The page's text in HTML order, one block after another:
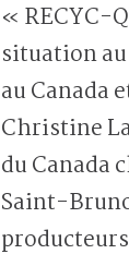
« RECYC-
situation
au Canada
Christine
du Canada
Saint-